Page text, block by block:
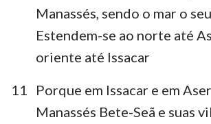
Manassés, sendo o mar o
Estendem-se ao norte até
oriente até Issacar
11
Porque em Issacar e em
Manassés Bete-Seã e suas